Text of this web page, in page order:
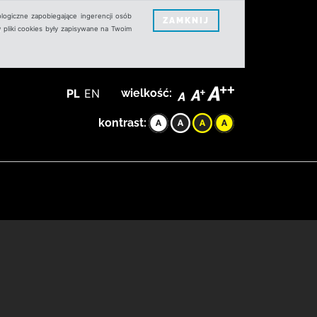
zapobiegające ingerencji osób
cookies były zapisywane na Twoim
ZAMKNIJ
PL EN wielkość:
kontrast: